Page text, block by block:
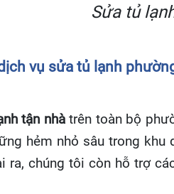
Sửa tủ
vụ sửa tủ lạnh
tận nhàtrên toàn bộ
hẻm nhỏ sâu trong
ra, chúng tôi còn hỗ trợ